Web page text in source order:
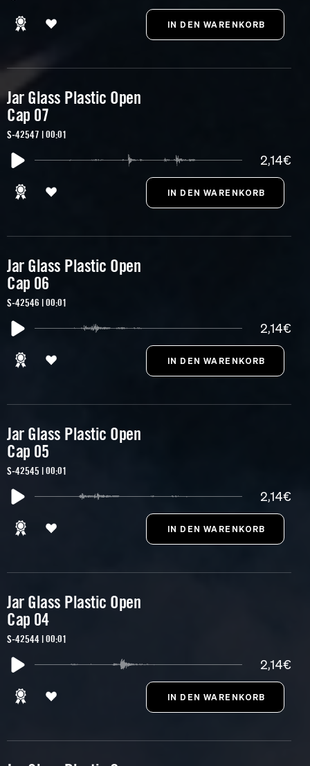
Jar Glass Plastic Open
Cap 07
S-42547 | 00:01
2,14€
Jar Glass Plastic Open
Cap 06
S-42546 | 00:01
2,14€
Jar Glass Plastic Open
Cap 05
S-42545 | 00:01
2,14€
Jar Glass Plastic Open
Cap 04
S-42544 | 00:01
2,14€